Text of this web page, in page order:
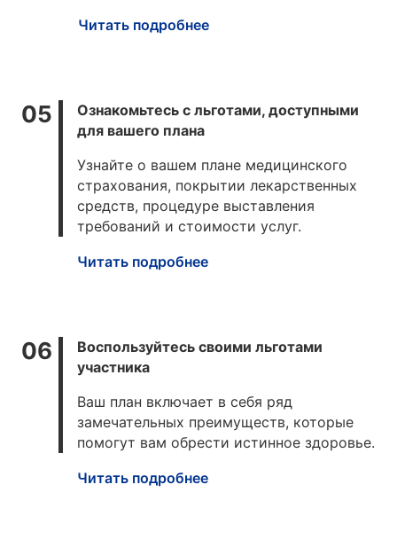
Читать подробнее
Ознакомьтесь с льготами, доступными
для вашего плана
Узнайте о вашем плане медицинского
страхования, покрытии лекарственных
средств, процедуре выставления
требований и стоимости услуг.
Читать подробнее
Воспользуйтесь своими льготами
участника
Ваш план включает в себя ряд
замечательных преимуществ, которые
помогут вам обрести истинное здоровье.
Читать подробнее